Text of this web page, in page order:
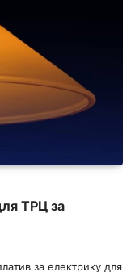
ТРЦ за
за електрику для